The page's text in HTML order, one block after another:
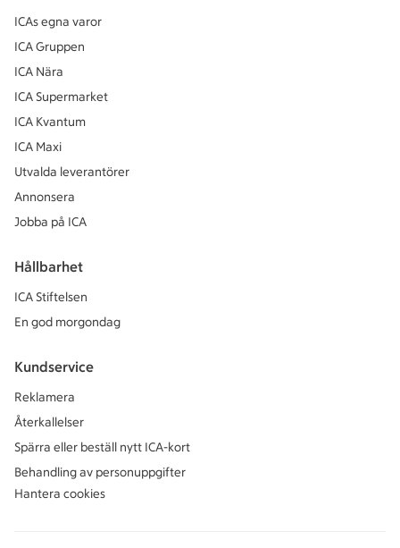
ICAs egna varor
ICA Gruppen
ICA Nära
ICA Supermarket
ICA Kvantum
ICA Maxi
Utvalda leverantörer
Annonsera
Jobba på ICA
Hållbarhet
ICA Stiftelsen
En god morgondag
Kundservice
Reklamera
Återkallelser
Spärra eller beställ nytt ICA-kort
Behandling av personuppgifter
Hantera cookies